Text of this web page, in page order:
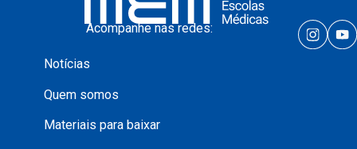
Acompanhe nas redes:
Notícias
Quem somos
Materiais para baixar